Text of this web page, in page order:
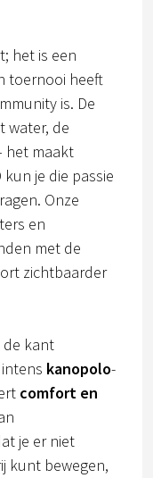
het is een
toernooi heeft
is. De
water, de
het maakt
je die passie
Onze
en
met de
zichtbaarder
de kant
kanopolo-
comfort en
je er niet
kunt bewegen,